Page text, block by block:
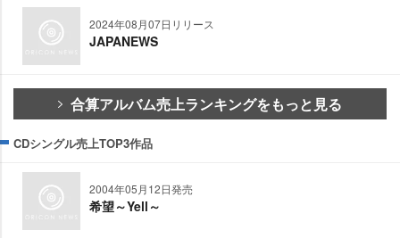
2024年08月07日リリース
JAPANEWS
合算アルバム売上ランキングをもっと見る
CDシングル売上TOP3作品
2004年05月12日発売
希望～Yell～